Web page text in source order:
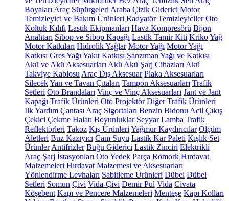
Boyaları Araç Süpürgeleri Araba Çizik Giderici Motor
Temizleyici ve Bakım Ürünleri Radyatör Temizleyiciler Oto
Koltuk Kılıfı Lastik Ekipmanları Hava Kompresörü Bijon
Anahtarı Sibop ve Sibop Kapağı Lastik Tamir Kiti KrikoYağ
Motor Katkıları Hidrolik Yağlar Motor Yağı Motor Yağı
Katkısı Gres Yağı Yakıt Katkısı Şanzıman Yağı ve Katkısı
Akü ve Akü Aksesuarları Akü Akü Şarj Cihazları Akü
Takviye Kablosu Araç Dış Aksesuar Plaka Aksesuarları
SilecekYan ve Tavan Çıtaları Tampon Aksesuarları Trafik
Setleri Oto Brandaları Vinç ve Vinç Aksesuarları Jant ve Jant
Kapağı Trafik Ürünleri Oto Projektör Diğer Trafik Ürünleri
İlk Yardım Çantası Araç Sigortaları Benzin Bidonu Acil Çıkış
Çekici Çekme Halatı Boyunluklar Seyyar Lamba Trafik
Reflektörleri Takoz Kış Ürünleri Yağmur Kaydırıcılar Ölçüm
Aletleri Buz Kazıyıcı Cam Suyu Lastik Kar Paleti Kışlık Set
Ürünler Antifrizler Buğu Giderici Lastik Zinciri Elektrikli
Araç Şarj İstasyonları Oto Yedek Parça Römork Hırdavat
Malzemeleri Hırdavat Malzemesi ve Aksesuarları
Yönlendirme Levhaları Sabitleme Ürünleri Dübel Dübel
Setleri Somun Çivi Vida-Çivi Demir Pul Vida Civata
Köşebent Kapı ve Pencere Malzemeleri Menteşe Kapı Kolları